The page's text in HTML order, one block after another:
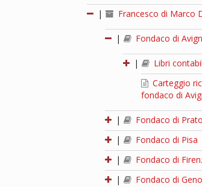
| Francesco di Marco
| Fondaco di
|
Libri
Carteggio
fondaco di
|
Fondaco di Prato
|
Fondaco di Pisa
|
Fondaco di
|
Fondaco di